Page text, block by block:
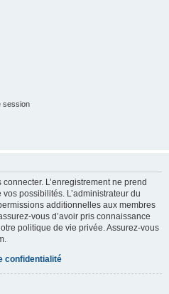
session
L’enregistrement ne prend
possibilités. L’administrateur du
additionnelles aux membres
vous d’avoir pris connaissance
politique de vie privée. Assurez-vous
confidentialité